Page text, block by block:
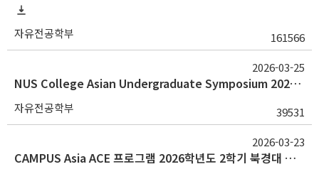
자유전공학부 161566
NUS College Asian Undergraduate Symposium 2026 선발 결과
자유전공학부 39531
2026-03-25
CAMPUS Asia ACE 프로그램 2026학년도 2학기 북경대 파견 교환학생 선발 모집 안내(~4/5)
2026-03-23